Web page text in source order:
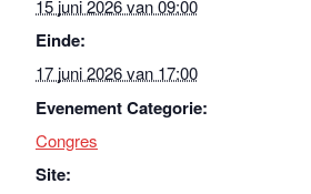
15 juni 2026 van 09:00
Einde:
17 juni 2026 van 17:00
Evenement Categorie:
Congres
Site: